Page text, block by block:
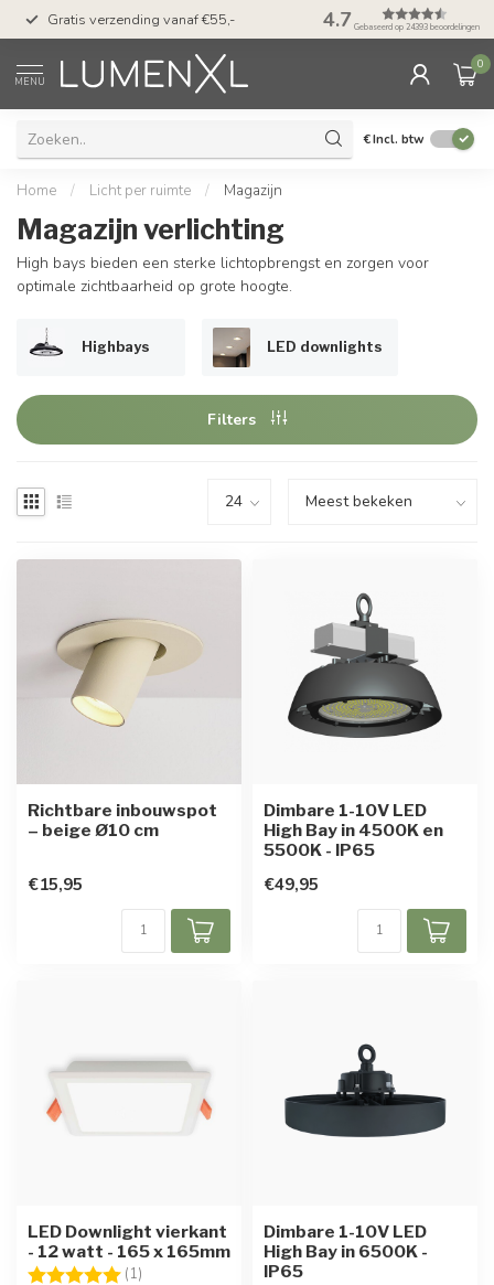
Gratis verzending vanaf €55,- 50 dagen
met Klarna
4.7 Gebaseerd op 24393 beoordelingen
MENU
0
€Incl. btw
Home / Licht per ruimte / Magazijn
Magazijn verlichting
High bays bieden een sterke lichtopbrengst en zorgen voor
optimale zichtbaarheid op grote hoogte.
Highbays LED downlights
Filters
Richtbare inbouwspot
– beige Ø10 cm
€15,95
Dimbare 1-10V LED
High Bay in 4500K en
5500K - IP65
€49,95
LED Downlight vierkant
- 12 watt - 165 x 165mm
Beoordeling: (1)
Dimbare 1-10V LED
High Bay in 6500K -
IP65